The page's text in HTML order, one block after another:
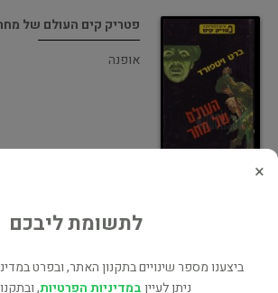
פטריק קים העולם של
אופנה
אופנה
×
לתשומת ליבכם
ביצענו מספר שינויים בתקנון האתר, ובפרט
ניתן לעייןבמדיניות הפרטיות,